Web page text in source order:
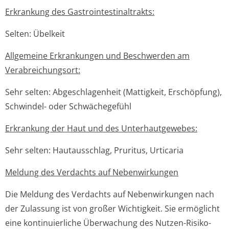
Erkrankung des Gastrointesti­naltrakts:
Selten: Übelkeit
Allgemeine Erkrankungen und Beschwerden am
Verabreichungsort:
Sehr selten: Abgeschlagenheit (Mattigkeit, Erschöpfung),
Schwindel- oder Schwächegefühl
Erkrankung der Haut und des Unterhautgewebes:
Sehr selten: Hautausschlag, Pruritus, Urticaria
Meldung des Verdachts auf Nebenwirkungen
Die Meldung des Verdachts auf Nebenwirkungen nach
der Zulassung ist von großer Wichtigkeit. Sie ermöglicht
eine kontinuierliche Überwachung des Nutzen-Risiko-